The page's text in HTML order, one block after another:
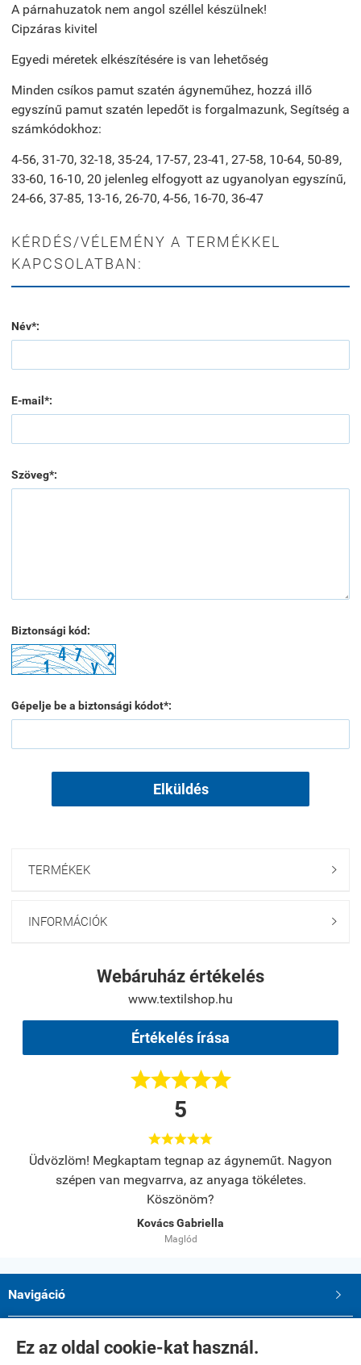
Ez az oldal cookie-kat használ.
A párnahuzatok nem angol széllel készülnek!
Cipzáras kivitel
Egyedi méretek elkészítésére is van lehetőség
Minden csíkos pamut szatén ágyneműhez, hozzá illő
egyszínű pamut szatén lepedőt is forgalmazunk, Segítség a
számkódokhoz:
4-56, 31-70, 32-18, 35-24, 17-57, 23-41, 27-58, 10-64, 50-89,
33-60, 16-10, 20 jelenleg elfogyott az ugyanolyan egyszínű,
24-66, 37-85, 13-16, 26-70, 4-56, 16-70, 36-47
KÉRDÉS/VÉLEMÉNY A TERMÉKKEL
KAPCSOLATBAN:
Név*:
E-mail*:
Szöveg*:
Biztonsági kód:
Gépelje be a biztonsági kódot*:
Elküldés
TERMÉKEK 
INFORMÁCIÓK 
Webáruház értékelés
www.textilshop.hu
Értékelés írása

5

Üdvözlöm! Megkaptam tegnap az ágyneműt. Nagyon
szépen van megvarrva, az anyaga tökéletes.
Köszönöm?
Kovács Gabriella
Maglód
Navigáció 